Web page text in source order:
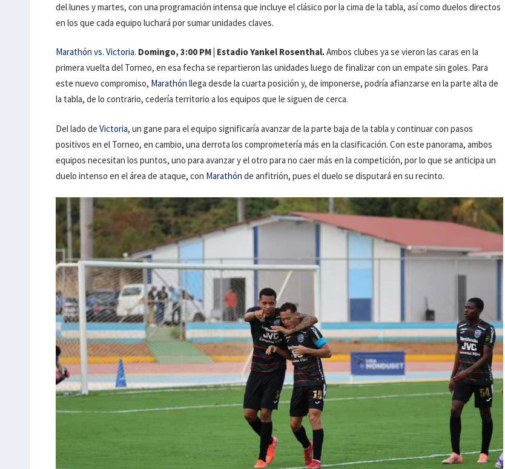
del lunes y martes, con una programación intensa que incluye el clásico por la cima de la tabla, así como duelos directos
en los que cada equipo luchará por sumar unidades claves.
Marathón vs. Victoria. Domingo, 3:00 PM | Estadio Yankel Rosenthal.Ambos clubes ya se vieron las caras en la
primera vuelta del Torneo, en esa fecha se repartieron las unidades luego de finalizar con un empate sin goles. Para
este nuevo compromiso, Marathón llega desde la cuarta posición y, de imponerse, podría afianzarse en la parte alta de
la tabla, de lo contrario, cedería territorio a los equipos que le siguen de cerca.
Del lado deVictoria, un gane para el equipo significaría avanzar de la parte baja de la tabla y continuar con pasos
positivos en el Torneo, en cambio, una derrota los comprometería más en la clasificación. Con este panorama, ambos
equipos necesitan los puntos, uno para avanzar y el otro para no caer más en la competición, por lo que se anticipa un
duelo intenso en el área de ataque, con Marathón de anfitrión, pues el duelo se disputará en su recinto.